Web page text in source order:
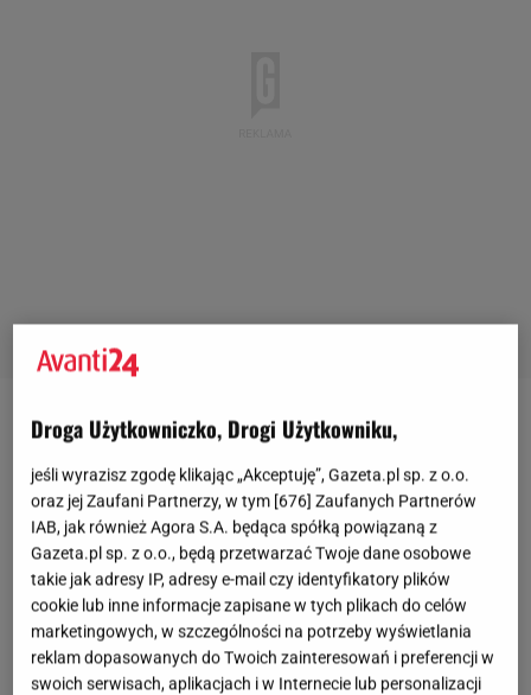
Droga Użytkowniczko, Drogi Użytkowniku,
jeśli wyrazisz zgodę klikając „Akceptuję”, Gazeta.pl sp. z o.o.
oraz jej Zaufani Partnerzy, w tym [676] Zaufanych Partnerów
IAB, jak również Agora S.A. będąca spółką powiązaną z
Gazeta.pl sp. z o.o., będą przetwarzać Twoje dane osobowe
takie jak adresy IP, adresy e-mail czy identyfikatory plików
cookie lub inne informacje zapisane w tych plikach do celów
marketingowych, w szczególności na potrzeby wyświetlania
reklam dopasowanych do Twoich zainteresowań i preferencji w
swoich serwisach, aplikacjach i w Internecie lub personalizacji